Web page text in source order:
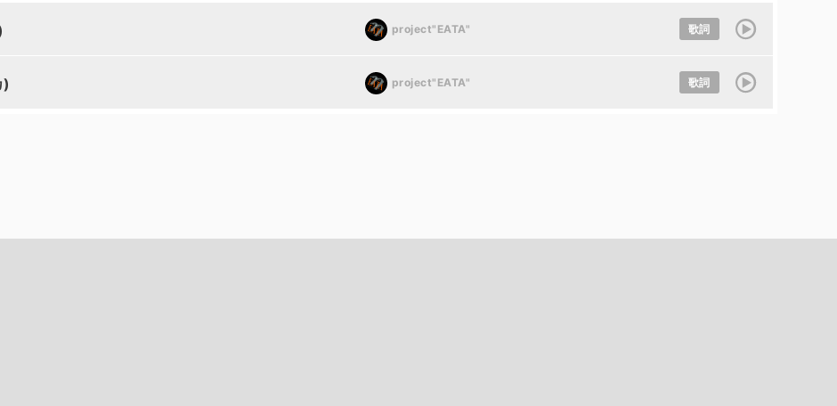
project"EATA" 歌詞
project"EATA" 歌詞